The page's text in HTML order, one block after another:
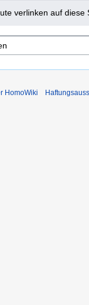
verlinken auf diese
HomoWiki